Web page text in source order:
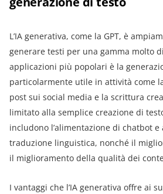
L’IA generativa, come la GPT, è
generare testi per una gamma molto
applicazioni più popolari è la
particolarmente utile in attività come
post sui social media e la scrittura
limitato alla semplice creazione di
includono l’alimentazione di chatbot
traduzione linguistica, nonché il
il miglioramento della qualità dei
I vantaggi che l’IA generativa offre ai